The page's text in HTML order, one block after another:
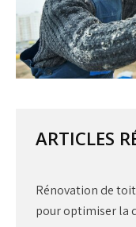
ARTICLES
Rénovation de
pour optimiser la